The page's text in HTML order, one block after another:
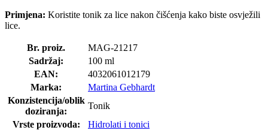
Primjena: Koristite tonik za lice nakon čišćenja kako biste osvježili
lice.
Br. proiz.
MAG-21217
Sadržaj:
100 ml
EAN:
4032061012179
Marka:
Martina Gebhardt
Konzistencija/oblik
doziranja:
Tonik
Vrste proizvoda:
Hidrolati i tonici